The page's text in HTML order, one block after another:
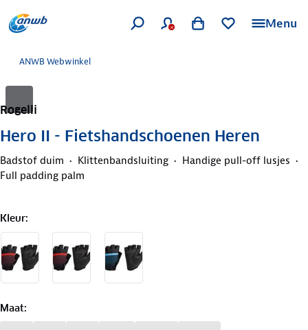
Menu
ANWB Webwinkel
Rogelli
Hero II - Fietshandschoenen Heren
Badstof duim Klittenbandsluiting
Handige pull-off lusjes
Full padding palm
Kleur:
Maat: